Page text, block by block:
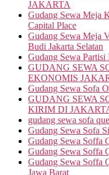
JAKARTA
Gudang Sewa Meja
Capital Place
Gudang Sewa Meja
Budi Jakarta Selatan
Gudang Sewa
GUDANG SEWA
EKONOMIS
Gudang Sewa Sofa
GUDANG SEWA
KIRIM DI
gudang sewa sofa
Gudang Sewa Sofa
Gudang Sewa Soffa
Gudang Sewa Soffa
Gudang Sewa Soffa
Jawa Barat